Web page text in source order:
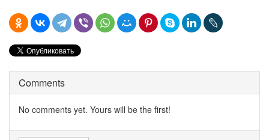
Comments
No comments yet. Yours will be the first!